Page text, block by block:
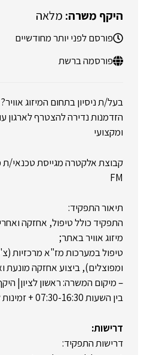
מלאה
פורסם לפני יותר מחודשיים
פורסמה ברשת
בעל/ת ניסיון בתחום המיזוג אוויר?
הזדמנות נדירה להצטרף לארגון
ומקצועי
קבוצת אלקטרה מגייסת טכנאי/ת
FM
תיאור התפקיד:
התפקיד כולל טיפול, אחזקה
מיזוג אוויר באתר;
ומפוצלים), ביצוע אחזקה מונעת
– מיקום המשרה: ראשון לציון|
בין השעות 07:30-16:30 + זמינות להקפצות במקרי חירום
דרישות:
דרישות התפקיד: